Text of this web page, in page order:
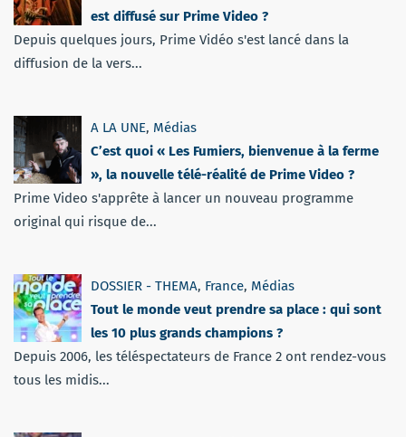
est diffusé sur Prime Video ?
Depuis quelques jours, Prime Vidéo s'est lancé dans la
diffusion de la vers...
A LA UNE, Médias
C’est quoi « Les Fumiers, bienvenue à la ferme
», la nouvelle télé-réalité de Prime Video ?
Prime Video s'apprête à lancer un nouveau programme
original qui risque de...
DOSSIER - THEMA, France, Médias
Tout le monde veut prendre sa place : qui sont
les 10 plus grands champions ?
Depuis 2006, les téléspectateurs de France 2 ont rendez-vous
tous les midis...